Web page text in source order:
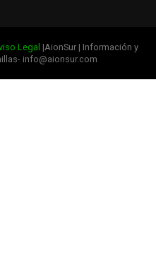
Legal |AionSur | Información y
info@aionsur.com